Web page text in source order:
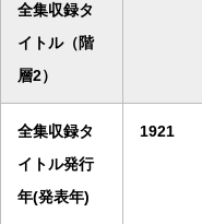
全集収録タ
イトル（階
層2）
全集収録タ
イトル発行
年(発表年)
1921